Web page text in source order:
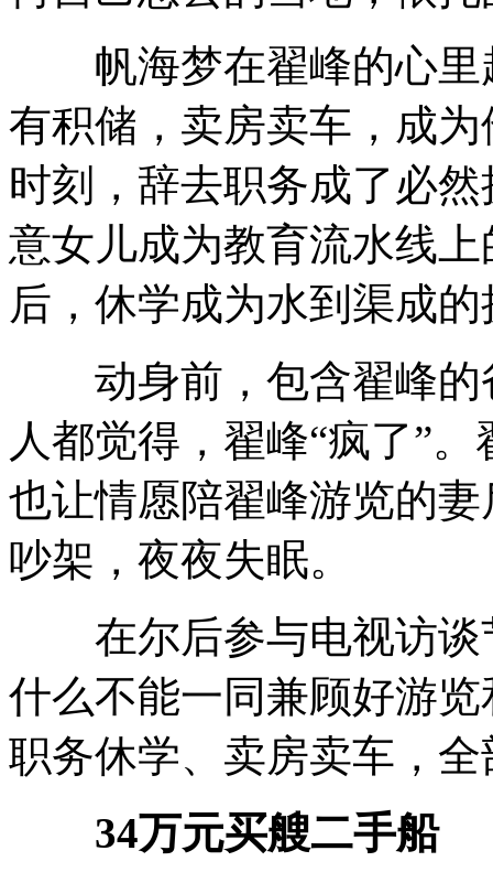
帆海梦在翟峰的心里
有积储，卖房卖车，成
时刻，辞去职务成了必
意女儿成为教育流水线
后，休学成为水到渠成
动身前，包含翟峰的
人都觉得，翟峰“疯了”
也让情愿陪翟峰游览的
吵架，夜夜失眠。
在尔后参与电视访谈
什么不能一同兼顾好游
职务休学、卖房卖车，
34万元买艘二手船